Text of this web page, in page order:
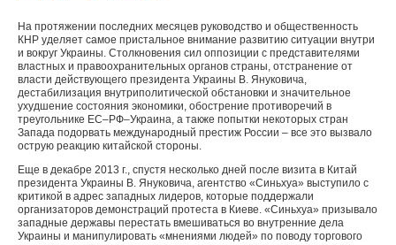
На протяжении последних месяцев руководство и общественность
КНР уделяет самое пристальное внимание развитию ситуации внутри
и вокруг Украины. Столкновения сил оппозиции с представителями
властных и правоохранительных органов страны, отстранение от
власти действующего президента Украины В. Януковича,
дестабилизация внутриполитической обстановки и значительное
ухудшение состояния экономики, обострение противоречий в
треугольнике ЕС–РФ–Украина, а также попытки некоторых стран
Запада подорвать международный престиж России – все это вызвало
острую реакцию китайской стороны.
Еще в декабре 2013 г., спустя несколько дней после визита в Китай
президента Украины В. Януковича, агентство «Синьхуа» выступило с
критикой в адрес западных лидеров, которые поддержали
организаторов демонстраций протеста в Киеве. «Синьхуа» призывало
западные державы перестать вмешиваться во внутренние дела
Украины и манипулировать «мнениями людей» по поводу торгового